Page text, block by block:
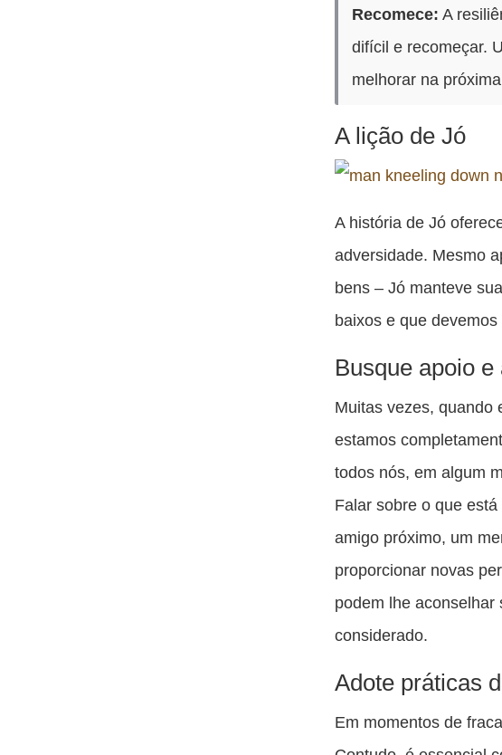
Recomece: A
difícil e recomeçar.
melhorar na
A lição de Jó
A história de Jó
adversidade. Mesmo
bens – Jó manteve
baixos e que
Busque apoio
Muitas vezes, quando
estamos
todos nós, em algum
Falar sobre o que
amigo próximo, um
proporcionar novas
podem lhe
considerado.
Adote práticas
Em momentos de